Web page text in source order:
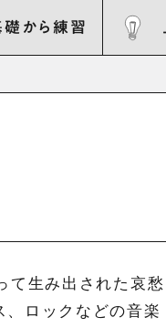
礎から練習
て生み出された哀愁
ロックなどの音楽